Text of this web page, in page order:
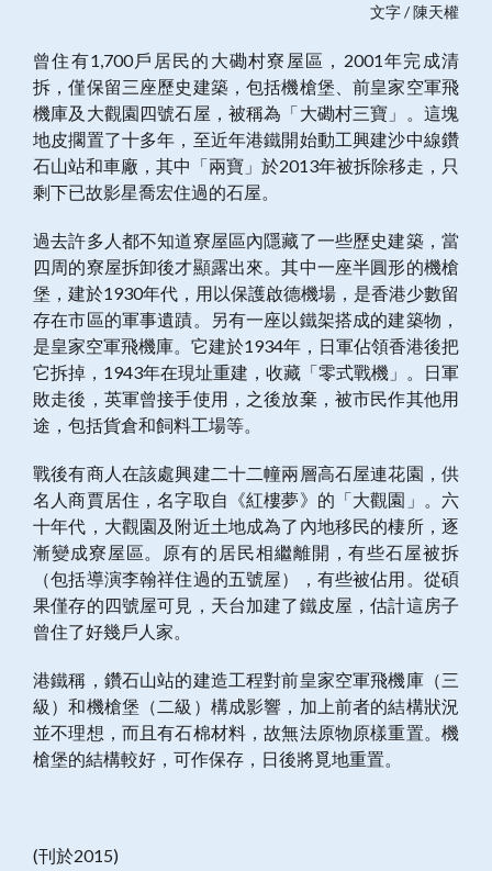
文字 / 陳天權
曾住有1,700戶居民的大磡村寮屋區，2001年完成清
拆，僅保留三座歷史建築，包括機槍堡、前皇家空軍飛
機庫及大觀園四號石屋，被稱為「大磡村三寶」。這塊
地皮擱置了十多年，至近年港鐵開始動工興建沙中線鑽
石山站和車廠，其中「兩寶」於2013年被拆除移走，只
剩下已故影星喬宏住過的石屋。
過去許多人都不知道寮屋區內隱藏了一些歷史建築，當
四周的寮屋拆卸後才顯露出來。其中一座半圓形的機槍
堡，建於1930年代，用以保護啟德機場，是香港少數留
存在市區的軍事遺蹟。另有一座以鐵架搭成的建築物，
是皇家空軍飛機庫。它建於1934年，日軍佔領香港後把
它拆掉，1943年在現址重建，收藏「零式戰機」。日軍
敗走後，英軍曾接手使用，之後放棄，被市民作其他用
途，包括貨倉和飼料工場等。
戰後有商人在該處興建二十二幢兩層高石屋連花園，供
名人商賈居住，名字取自《紅樓夢》的「大觀園」。六
十年代，大觀園及附近土地成為了內地移民的棲所，逐
漸變成寮屋區。原有的居民相繼離開，有些石屋被拆
（包括導演李翰祥住過的五號屋），有些被佔用。從碩
果僅存的四號屋可見，天台加建了鐵皮屋，估計這房子
曾住了好幾戶人家。
港鐵稱，鑽石山站的建造工程對前皇家空軍飛機庫（三
級）和機槍堡（二級）構成影響，加上前者的結構狀況
並不理想，而且有石棉材料，故無法原物原樣重置。機
槍堡的結構較好，可作保存，日後將覓地重置。
(刊於2015)